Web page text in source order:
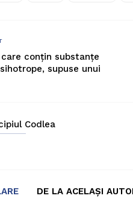
conţin substanţe
supuse unui
Codlea
DE LA ACELAȘI